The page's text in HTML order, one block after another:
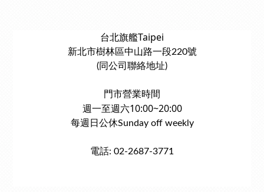
台北旗艦Taipei
新北市樹林區中山路一段220號
(同公司聯絡地址)
門市營業時間
週一至週六10:00~20:00
每週日公休Sunday off weekly
電話: 02-2687-3771